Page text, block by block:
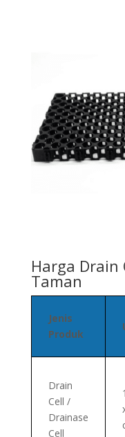
Harga Drain
Taman
Jenis
Produk
Drain
Cell /
Drainase
Cell